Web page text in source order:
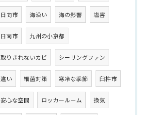
日向市 海沿い 海の影響 塩害
日南市 九州の小京都
取りきれないカビ シーリングファン
違い 細菌対策 寒冷な季節 臼杵市
安心な空間 ロッカールーム 換気